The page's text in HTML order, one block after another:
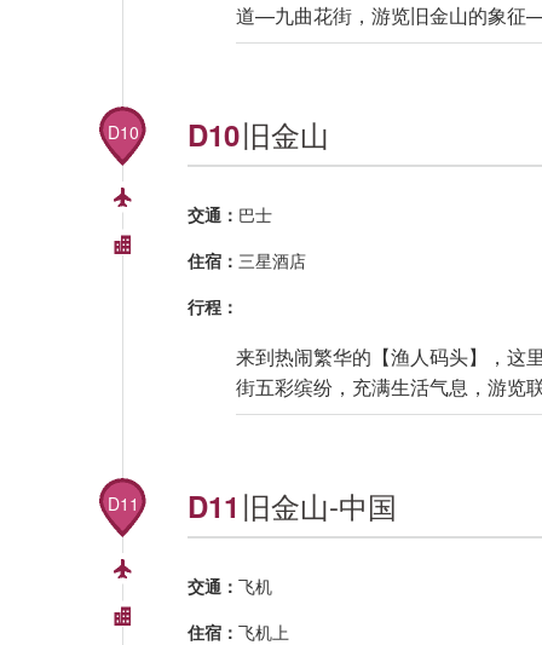
道—九曲花街，游览旧金山的象征
D10 D10旧金山
交通： 巴士
住宿： 三星酒店
行程：
来到热闹繁华的【渔人码头】，这
街五彩缤纷，充满生活气息，游览
D11 D11 旧金山-中国
交通： 飞机
住宿： 飞机上